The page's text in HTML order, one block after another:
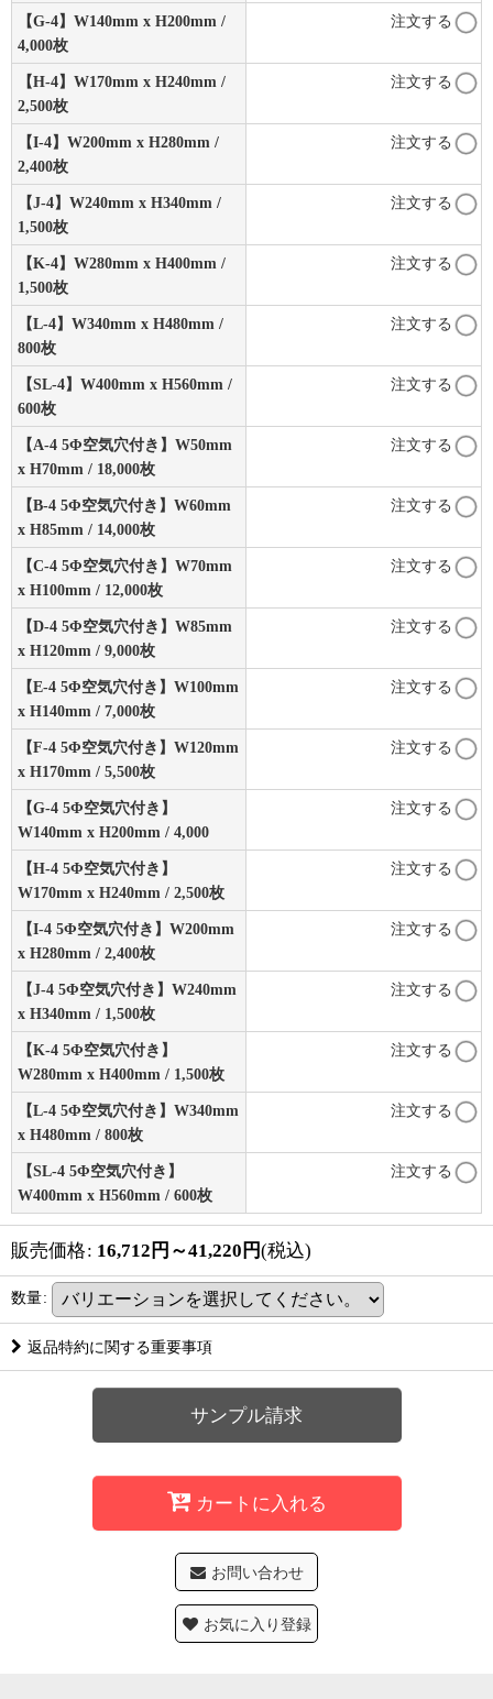
【G-4】W140mm x H200mm /
4,000枚
注文する
【H-4】W170mm x H240mm /
2,500枚
注文する
【I-4】W200mm x H280mm /
2,400枚
注文する
【J-4】W240mm x H340mm /
1,500枚
注文する
【K-4】W280mm x H400mm /
1,500枚
注文する
【L-4】W340mm x H480mm /
800枚
注文する
【SL-4】W400mm x H560mm /
600枚
注文する
【A-4 5Φ空気穴付き】W50mm
x H70mm / 18,000枚
注文する
【B-4 5Φ空気穴付き】W60mm
x H85mm / 14,000枚
注文する
【C-4 5Φ空気穴付き】W70mm
x H100mm / 12,000枚
注文する
【D-4 5Φ空気穴付き】W85mm
x H120mm / 9,000枚
注文する
【E-4 5Φ空気穴付き】W100mm
x H140mm / 7,000枚
注文する
【F-4 5Φ空気穴付き】W120mm
x H170mm / 5,500枚
注文する
【G-4 5Φ空気穴付き】
W140mm x H200mm / 4,000
注文する
【H-4 5Φ空気穴付き】
W170mm x H240mm / 2,500枚
注文する
【I-4 5Φ空気穴付き】W200mm
x H280mm / 2,400枚
注文する
【J-4 5Φ空気穴付き】W240mm
x H340mm / 1,500枚
注文する
【K-4 5Φ空気穴付き】
W280mm x H400mm / 1,500枚
注文する
【L-4 5Φ空気穴付き】W340mm
x H480mm / 800枚
注文する
【SL-4 5Φ空気穴付き】
W400mm x H560mm / 600枚
注文する
販売価格: 16,712 円 ～41,220 円(税込)
数量:
返品特約に関する重要事項
サンプル請求
カートに入れる
お問い合わせ
お気に入り登録